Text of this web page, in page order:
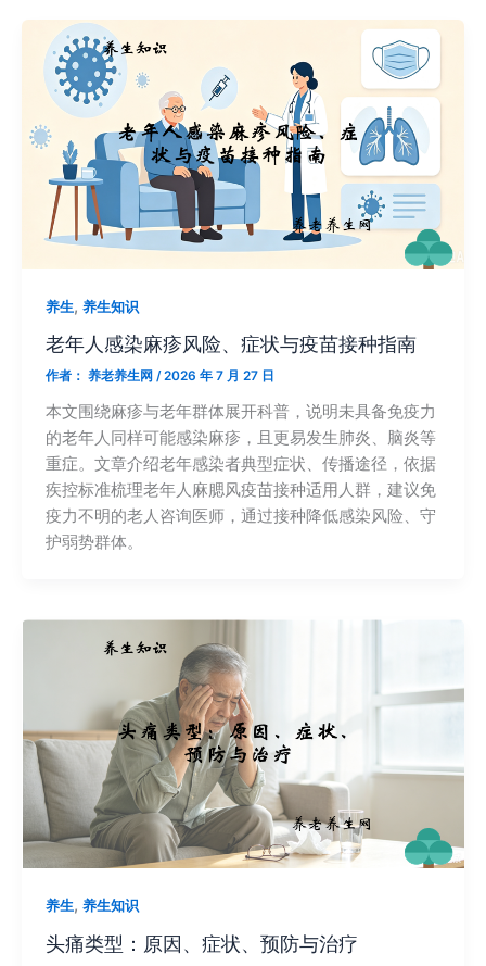
养生, 养生知识
老年人感染麻疹风险、症状与疫苗接种指南
作者： 养老养生网 /2026 年 7 月 27 日
本文围绕麻疹与老年群体展开科普，说明未具备免疫力
的老年人同样可能感染麻疹，且更易发生肺炎、脑炎等
重症。文章介绍老年感染者典型症状、传播途径，依据
疾控标准梳理老年人麻腮风疫苗接种适用人群，建议免
疫力不明的老人咨询医师，通过接种降低感染风险、守
护弱势群体。
养生, 养生知识
头痛类型：原因、症状、预防与治疗